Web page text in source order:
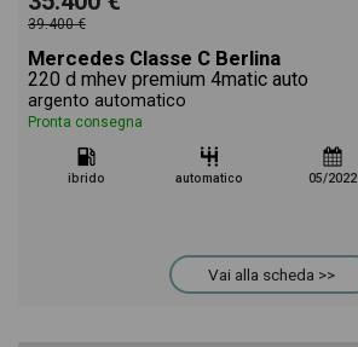
39.400 €
Mercedes Classe C Berlina
220 d mhev premium 4matic auto
argento automatico
Pronta consegna
ibrido automatico 05/2022
Vai alla scheda >>